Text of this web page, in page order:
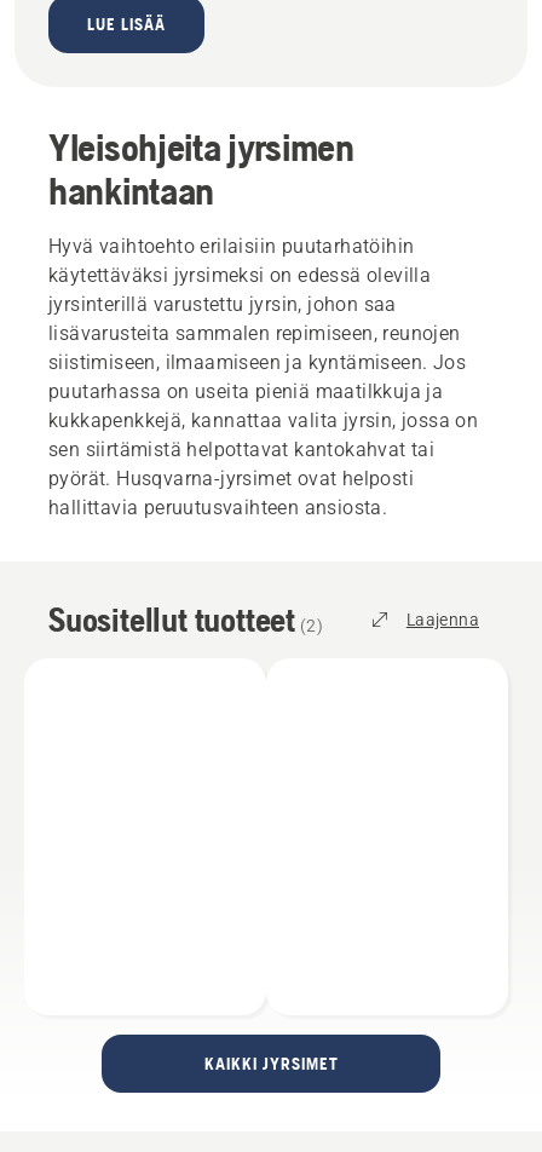
LUE LISÄÄ
Yleisohjeita jyrsimen
hankintaan
Hyvä vaihtoehto erilaisiin puutarhatöihin
käytettäväksi jyrsimeksi on edessä olevilla
jyrsinterillä varustettu jyrsin, johon saa
lisävarusteita sammalen repimiseen, reunojen
siistimiseen, ilmaamiseen ja kyntämiseen. Jos
puutarhassa on useita pieniä maatilkkuja ja
kukkapenkkejä, kannattaa valita jyrsin, jossa on
sen siirtämistä helpottavat kantokahvat tai
pyörät. Husqvarna-jyrsimet ovat helposti
hallittavia peruutusvaihteen ansiosta.
Suositellut tuotteet (2) Laajenna
KAIKKI JYRSIMET